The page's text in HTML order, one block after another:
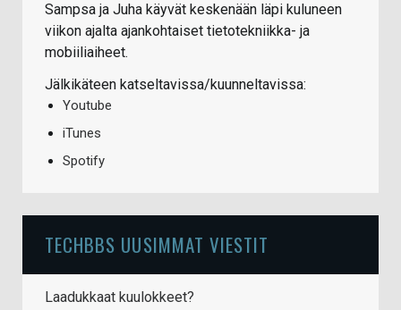
Sampsa ja Juha käyvät keskenään läpi kuluneen
viikon ajalta ajankohtaiset tietotekniikka- ja
mobiiliaiheet.
Jälkikäteen katseltavissa/kuunneltavissa:
Youtube
iTunes
Spotify
TECHBBS UUSIMMAT VIESTIT
Laadukkaat kuulokkeet?